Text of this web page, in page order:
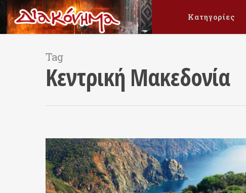
Κατηγορίες
Tag
Κεντρική Μακεδονία